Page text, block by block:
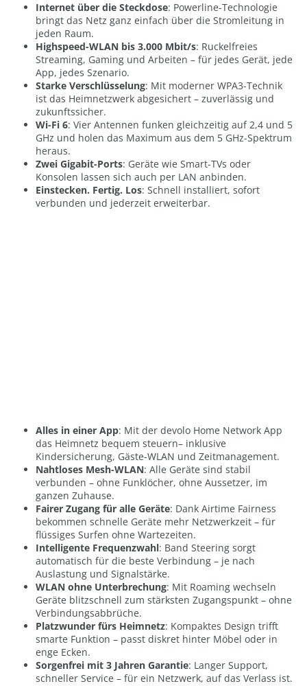
Internet über die Steckdose: Powerline-Technologie
bringt das Netz ganz einfach über die Stromleitung in
jeden Raum.
Highspeed-WLAN bis 3.000 Mbit/s: Ruckelfreies
Streaming, Gaming und Arbeiten – für jedes Gerät, jede
App, jedes Szenario.
Starke Verschlüsselung: Mit moderner WPA3-Technik
ist das Heimnetzwerk abgesichert – zuverlässig und
zukunftssicher.
Wi-Fi 6: Vier Antennen funken gleichzeitig auf 2,4 und 5
GHz und holen das Maximum aus dem 5 GHz-Spektrum
heraus.
Zwei Gigabit-Ports: Geräte wie Smart-TVs oder
Konsolen lassen sich auch per LAN anbinden.
Einstecken. Fertig. Los: Schnell installiert, sofort
verbunden und jederzeit erweiterbar.
Alles in einer App: Mit der devolo Home Network App
das Heimnetz bequem steuern– inklusive
Kindersicherung, Gäste-WLAN und Zeitmanagement.
Nahtloses Mesh-WLAN: Alle Geräte sind stabil
verbunden – ohne Funklöcher, ohne Aussetzer, im
ganzen Zuhause.
Fairer Zugang für alle Geräte: Dank Airtime Fairness
bekommen schnelle Geräte mehr Netzwerkzeit – für
flüssiges Surfen ohne Wartezeiten.
Intelligente Frequenzwahl: Band Steering sorgt
automatisch für die beste Verbindung – je nach
Auslastung und Signalstärke.
WLAN ohne Unterbrechung: Mit Roaming wechseln
Geräte blitzschnell zum stärksten Zugangspunkt – ohne
Verbindungsabbrüche.
Platzwunder fürs Heimnetz: Kompaktes Design trifft
smarte Funktion – passt diskret hinter Möbel oder in
enge Ecken.
Sorgenfrei mit 3 Jahren Garantie: Langer Support,
schneller Service – für ein Netzwerk, auf das Verlass ist.